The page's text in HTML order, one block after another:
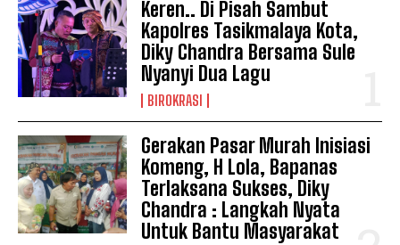
Keren.. Di Pisah Sambut
Kapolres Tasikmalaya Kota,
Diky Chandra Bersama Sule
Nyanyi Dua Lagu
BIROKRASI
Gerakan Pasar Murah Inisiasi
Komeng, H Lola, Bapanas
Terlaksana Sukses, Diky
Chandra : Langkah Nyata
Untuk Bantu Masyarakat